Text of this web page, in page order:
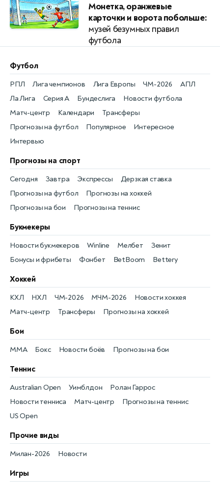
Монетка, оранжевые
карточки и ворота побольше:
музей безумных правил
футбола
Футбол
Новости футбола
РПЛ
Матч-центр
Лига чемпионов
Календари
Лига Европы
Трансферы
ЧМ-2026
Прогнозы на футбол
АПЛ
Популярное
Ла Лига
Интересное
Серия А
Интервью
Бундеслига
Прогнозы на спорт
Прогнозы на футбол
Сегодня
Прогнозы на хоккей
Завтра
Прогнозы на бои
Экспрессы
Прогнозы на теннис
Дерзкая ставка
Букмекеры
Бонусы и фрибеты
Новости букмекеров
Фонбет
Winline
BetBoom
Мелбет
Bettery
Зенит
Хоккей
Новости хоккея
КХЛ
Матч-центр
НХЛ
Трансферы
ЧМ-2026
Прогнозы на хоккей
МЧМ-2026
Бои
Новости боёв
MMA Прогнозы на бои
Бокс
Теннис
Новости тенниса
Australian Open
Матч-центр
Уимблдон
Прогнозы на теннис
Ролан Гаррос
US Open
Прочие виды
Новости
Милан-2026
Игры